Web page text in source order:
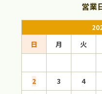
営業
日 月 火
2
3 4